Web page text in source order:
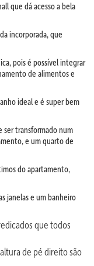
que dá acesso a bela
incorporada, que
pois é possível integrar
de alimentos e
ideal e é super bem
ser transformado num
e um quarto de
do apartamento,
janelas e um banheiro
que todos
de pé direito são